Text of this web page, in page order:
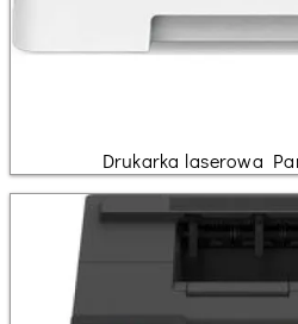
Drukarka laserowa